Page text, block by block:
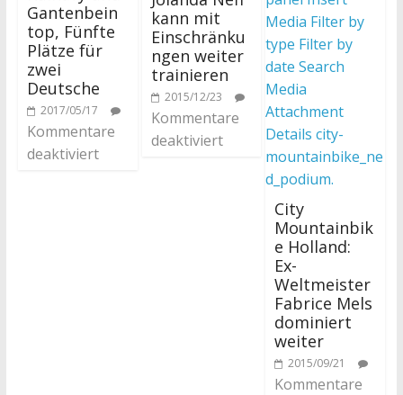
Gantenbein
top, Fünfte
Plätze für
zwei
Deutsche
2017/05/17
Kommentare
deaktiviert
kann mit
Einschränku
ngen weiter
trainieren
2015/12/23
Kommentare
deaktiviert
City
Mountainbik
e Holland:
Ex-
Weltmeister
Fabrice Mels
dominiert
weiter
2015/09/21
Kommentare